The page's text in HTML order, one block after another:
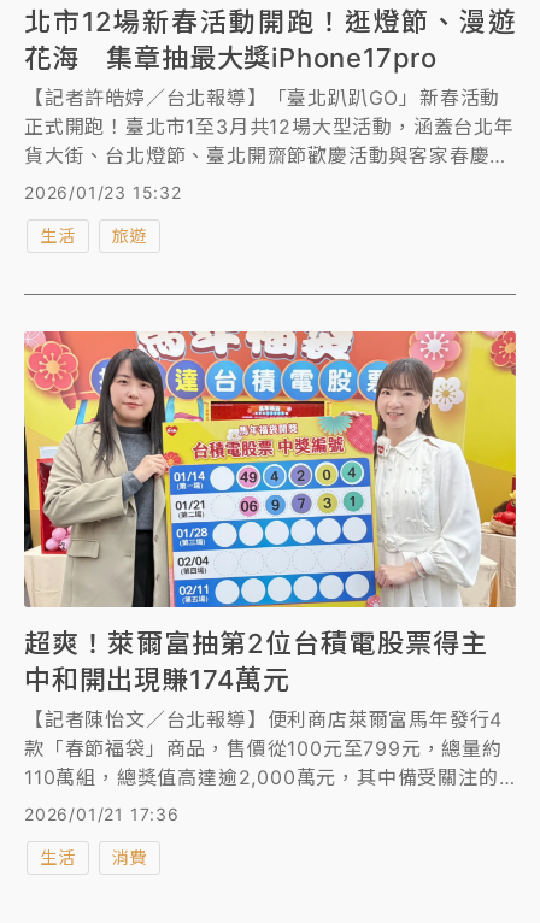
北市12場新春活動開跑！逛燈節、漫遊
花海 集章抽最大獎iPhone17pro
【記者許皓婷／台北報導】「臺北趴趴GO」新春活動
正式開跑！臺北市1至3月共12場大型活動，涵蓋台北年
貨大街、台北燈節、臺北開齋節歡慶活動與客家春慶祈
福，以及繽紛浪漫的陽明山花季、士林官邸鬱金香展、
臺北市觀傳局表示，參加指定活動就可累積集章抽獎，
餐券等好禮，若達年度集章門檻，還有機會抽中最大獎
iPhone 17 pro。
2026/01/23 15:32
生活 旅遊
超爽！萊爾富抽第2位台積電股票得主
中和開出現賺174萬元
【記者陳怡文／台北報導】便利商店萊爾富馬年發行4
款「春節福袋」商品，售價從100元至799元，總量約
110萬組，總獎值高達逾2,000萬元，其中備受關注的
就是抽輝達、台積電等企業股票，今業者抽出第2名
「台積電股票」幸運得主，中獎抽獎編號為
「0069731」，獎落於新北市中和區的「萊爾富北縣興
2026/01/21 17:36
生活 消費